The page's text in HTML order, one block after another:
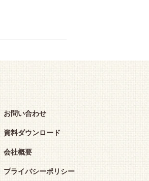
お問い合わせ
資料ダウンロード
会社概要
プライバシーポリシー